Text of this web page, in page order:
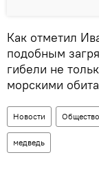
Как отметил
подобным
гибели не
морскими
Новости Общество
медведь